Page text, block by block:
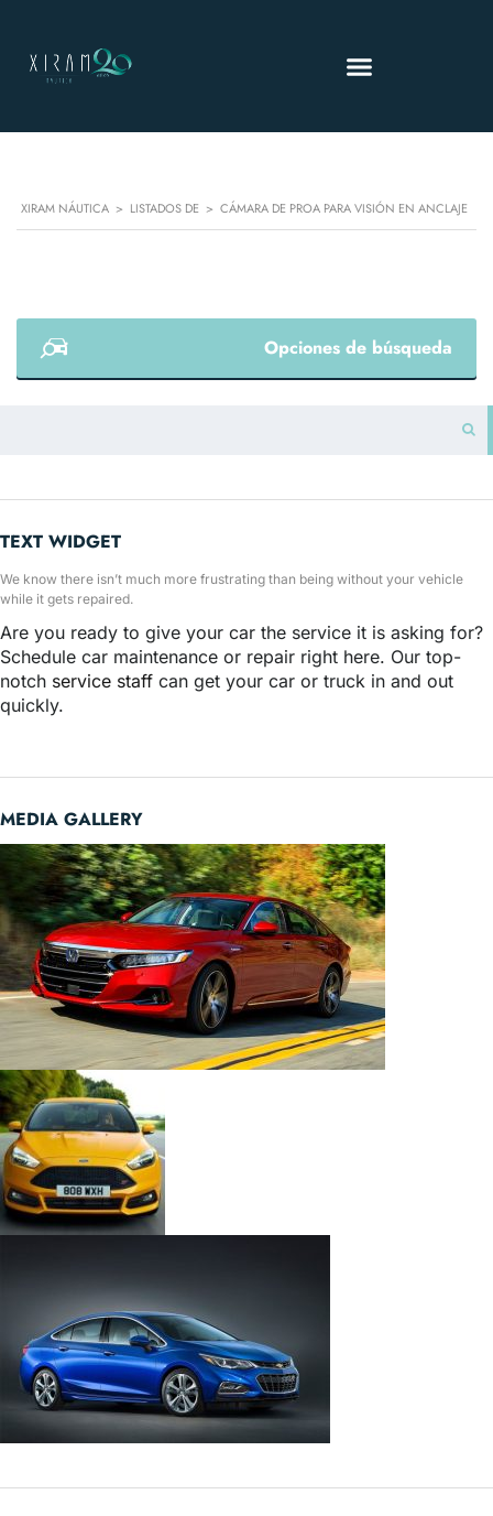
XIRAM NÁUTICA > LISTADOS DE > CÁMARA DE PROA PARA VISIÓN EN ANCLAJE
Opciones de búsqueda
TEXT WIDGET
We know there isn’t much more frustrating than being without your vehicle
while it gets repaired.
Are you ready to give your car the service it is asking for?
Schedule car maintenance or repair right here. Our top-
notch service staff can get your car or truck in and out
quickly.
MEDIA GALLERY